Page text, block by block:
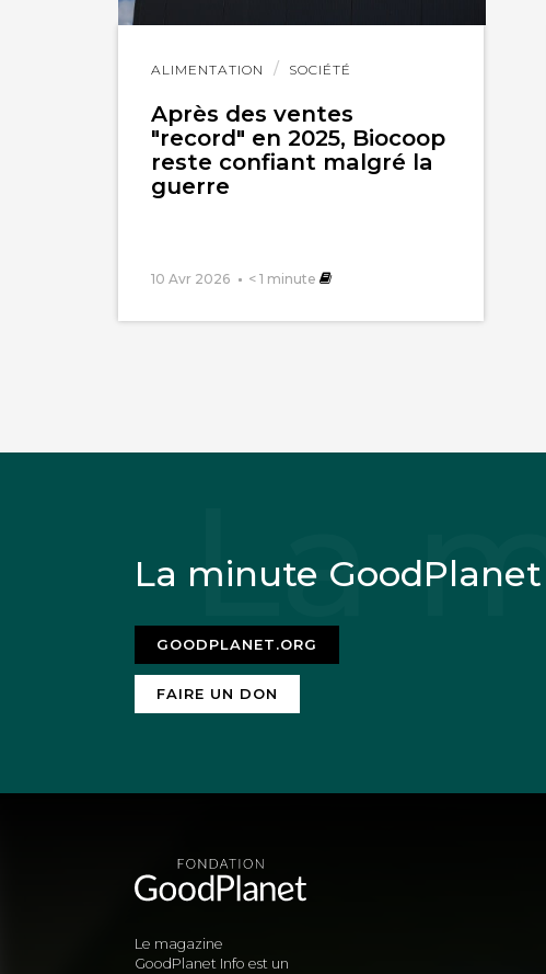
ALIMENTATION SOCIÉTÉ
Après des ventes
"record" en 2025, Biocoop
reste confiant malgré la
guerre
10 Avr 2026 < 1 minute
Lire
La minute GoodPlanet
GOODPLANET.ORG
FAIRE UN DON
Le magazine
GoodPlanet Info est un